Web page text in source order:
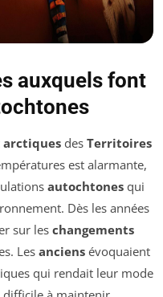
auxquels font
arctiques des Territoires
est alarmante,
autochtones qui
Dès les années
sur les changements
Les anciens évoquaient
qui rendait leur mode